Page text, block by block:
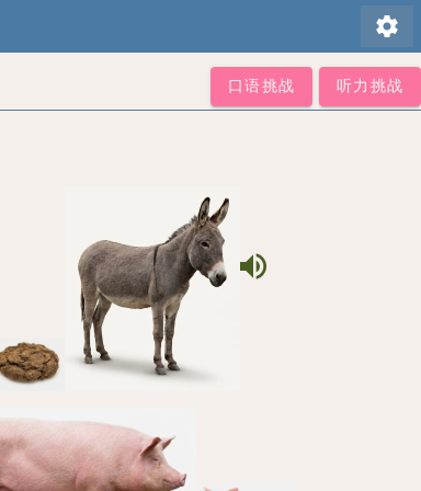
settings
口语挑战 听力挑战
volume_up